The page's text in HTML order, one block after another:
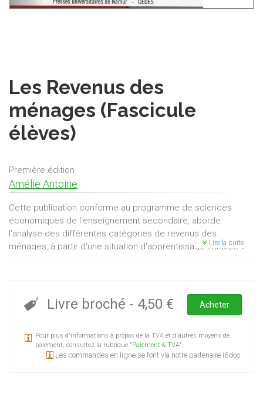
Les Revenus des
ménages (Fascicule
élèves)
Première édition
Amélie Antoine
Cette publication conforme au programme de sciences
économiques de l'enseignement secondaire, aborde
l'analyse des différentes catégories de revenus des
ménages, à partir d'une situation d'apprentissage intitulée «
(immobilier et mobilier), l'auteure s'attache à décortiquer les
notions de revenu de transfert ainsi que celle de revenu
complément du revenu disponible.
Lire la suite
Livre broché - 4,50 € Acheter
Pour plus d'informations à propos de la TVA et d'autres moyens de
paiement, consultez la rubrique "Paiement & TVA".
Les commandes en ligne se font via notre partenaire i6doc.